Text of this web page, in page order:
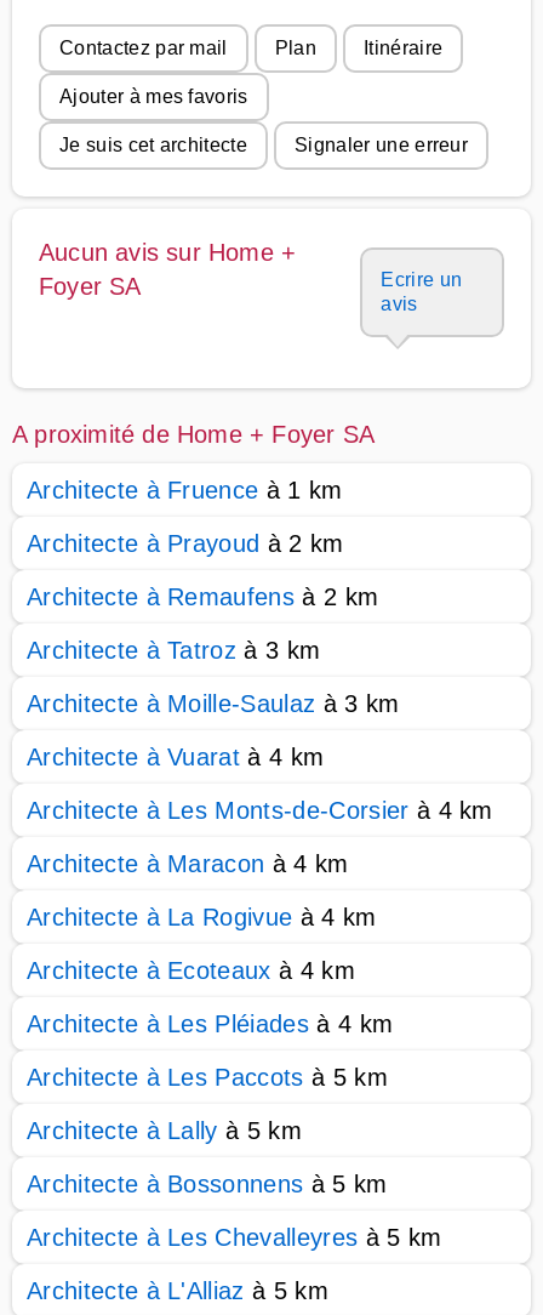
Contactez par mail Plan Itinéraire
Ajouter à mes favoris
Je suis cet architecte Signaler une erreur
Aucun avis sur Home +
Foyer SA
Ecrire un
avis
A proximité de Home + Foyer SA
Architecte à Fruence à 1 km
Architecte à Prayoud à 2 km
Architecte à Remaufens à 2 km
Architecte à Tatroz à 3 km
Architecte à Moille-Saulaz à 3 km
Architecte à Vuarat à 4 km
Architecte à Les Monts-de-Corsier à 4 km
Architecte à Maracon à 4 km
Architecte à La Rogivue à 4 km
Architecte à Ecoteaux à 4 km
Architecte à Les Pléiades à 4 km
Architecte à Les Paccots à 5 km
Architecte à Lally à 5 km
Architecte à Bossonnens à 5 km
Architecte à Les Chevalleyres à 5 km
Architecte à L'Alliaz à 5 km